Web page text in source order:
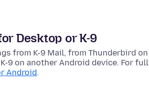
Desktop or K-9
from K-9 Mail, from Thunderbird on
9 on another Android device. For full
Android.